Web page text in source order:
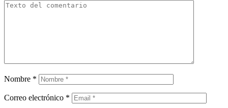
Nombre *
Correo electrónico *